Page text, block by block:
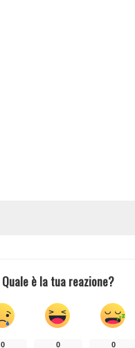
Quale è la tua reazione?
0 0 0